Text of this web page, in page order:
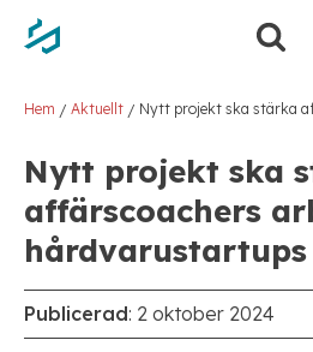
Hem / Aktuellt /
Nytt projekt ska
affärscoachers
hårdvarustartups
Publicerad: 2 oktober 2024